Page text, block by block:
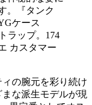
。『タンク
ケース
ラップ。174
カスタマー
の腕元を彩り続け
な派生モデルが現